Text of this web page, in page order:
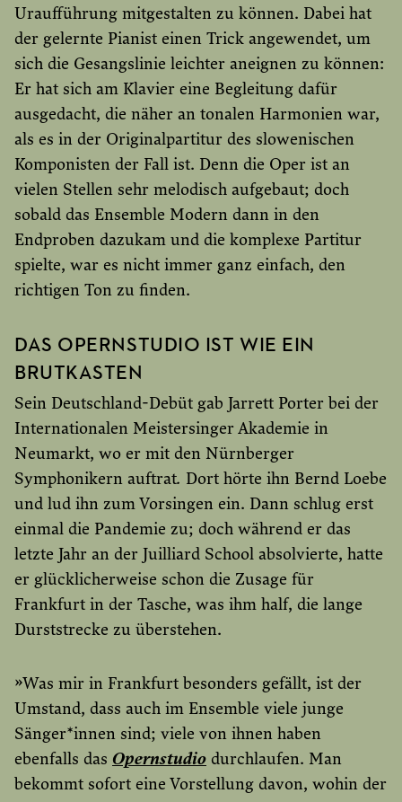
Uraufführung mitgestalten zu können. Dabei hat
der gelernte Pianist einen Trick angewendet, um
sich die Gesangslinie leichter aneignen zu können:
Er hat sich am Klavier eine Begleitung dafür
ausgedacht, die näher an tonalen Harmonien war,
als es in der Originalpartitur des slowenischen
Komponisten der Fall ist. Denn die Oper ist an
vielen Stellen sehr melodisch aufgebaut; doch
sobald das Ensemble Modern dann in den
Endproben dazukam und die komplexe Partitur
spielte, war es nicht immer ganz einfach, den
richtigen Ton zu finden.
DAS OPERNSTUDIO IST WIE EIN
BRUTKASTEN
Sein Deutschland-Debüt gab Jarrett Porter bei der
Internationalen Meistersinger Akademie in
Neumarkt, wo er mit den Nürnberger
Symphonikern auftrat. Dort hörte ihn Bernd Loebe
und lud ihn zum Vorsingen ein. Dann schlug erst
einmal die Pandemie zu; doch während er das
letzte Jahr an der Juilliard School absolvierte, hatte
er glücklicherweise schon die Zusage für
Frankfurt in der Tasche, was ihm half, die lange
Durststrecke zu überstehen.
»Was mir in Frankfurt besonders gefällt, ist der
Umstand, dass auch im Ensemble viele junge
Sänger*innen sind; viele von ihnen haben
ebenfalls das Opernstudio durchlaufen. Man
bekommt sofort eine Vorstellung davon, wohin der